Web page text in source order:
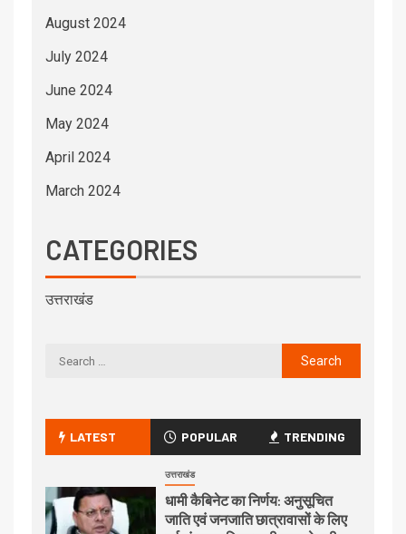
August 2024
July 2024
June 2024
May 2024
April 2024
March 2024
CATEGORIES
उत्तराखंड
LATEST POPULAR TRENDING
उत्तराखंड
धामी कैबिनेट का निर्णय: अनुसूचित
जाति एवं जनजाति छात्रावासों के लिए